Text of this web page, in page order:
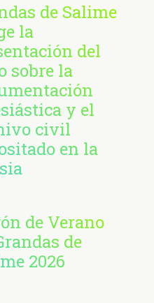
de Salime
la
del
sobre la
y el
civil
en la
de Verano
de
2026